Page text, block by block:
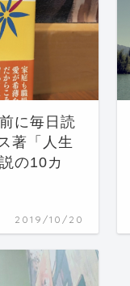
に毎日読
著「人生
の10カ
2019/10/20